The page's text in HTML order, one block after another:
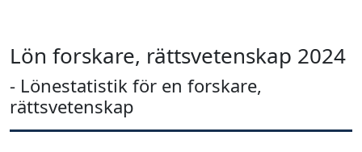
Lön forskare, rättsvetenskap 2024
- Lönestatistik för en forskare,
rättsvetenskap